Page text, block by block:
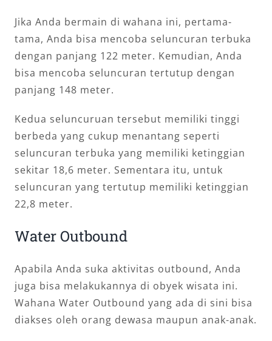
Jika Anda bermain di wahana ini, pertama-
tama, Anda bisa mencoba seluncuran terbuka
dengan panjang 122 meter. Kemudian, Anda
bisa mencoba seluncuran tertutup dengan
panjang 148 meter.
Kedua seluncuruan tersebut memiliki tinggi
berbeda yang cukup menantang seperti
seluncuran terbuka yang memiliki ketinggian
sekitar 18,6 meter. Sementara itu, untuk
seluncuran yang tertutup memiliki ketinggian
22,8 meter.
Water Outbound
Apabila Anda suka aktivitas outbound, Anda
juga bisa melakukannya di obyek wisata ini.
Wahana Water Outbound yang ada di sini bisa
diakses oleh orang dewasa maupun anak-anak.